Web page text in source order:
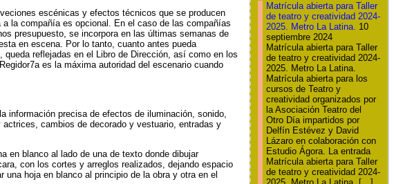
escénicas y efectos técnicos que se producen
la compañía es opcional. En el caso de las compañías
presupuesto, se incorpora en las últimas semanas de
en escena. Por lo tanto, cuanto antes pueda
reflejadas en el Libro de Dirección, así como en los
es la máxima autoridad del escenario cuando
información precisa de efectos de iluminación, sonido,
cambios de decorado y vestuario, entradas y
en blanco al lado de una de texto donde dibujar
con los cortes y arreglos realizados, dejando espacio
hoja en blanco al principio de la obra y otra en el
Matrícula abierta para Taller
de teatro y creatividad 2024-
2025. Metro La Latina. 10
septiembre 2024
Matrícula abierta para Taller
de teatro y creatividad 2024-
2025. Metro La Latina.
Matrícula abierta para los
cursos de Teatro y
creatividad organizados por
la Asociación Teatro del
Otro Día impartidos por
Delfín Estévez y David
Lázaro en colaboración con
Estudio Ágora. La entrada
Matrícula abierta para Taller
de teatro y creatividad 2024-